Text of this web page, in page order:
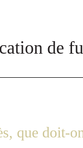
de
que doit-